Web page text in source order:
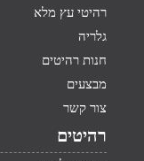
רהיטי עץ מלא
גלריה
חנות רהיטים
מבצעים
צור קשר
רהיטים